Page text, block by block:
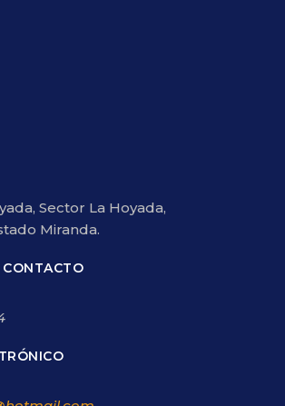
Sector La Hoyada,
Miranda.